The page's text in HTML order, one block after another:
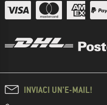
INVIACI UN'E-MAIL!